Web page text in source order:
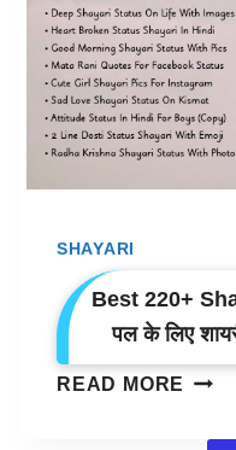
शर्म
से
लाल
और
दिल
खुश
हो
SHAYARI
Best 220+
पल के लिए
READ MORE BEST